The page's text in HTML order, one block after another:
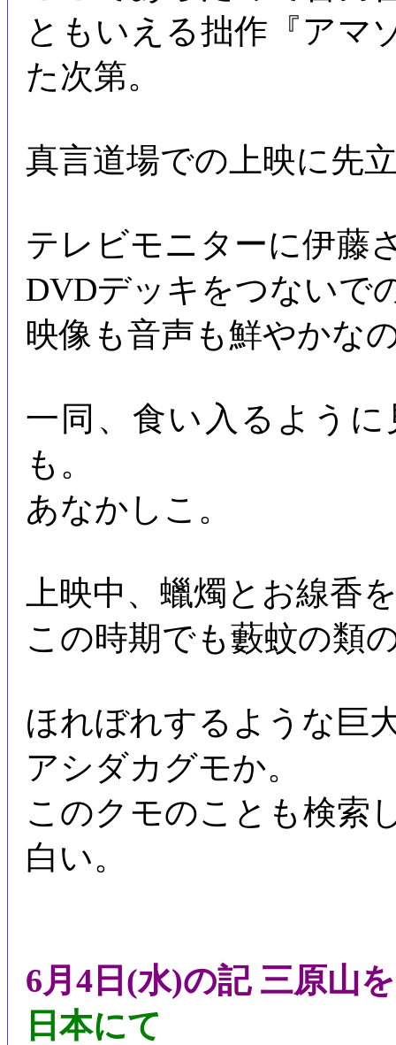
ともいえる拙作『アマ
た次第。
真言道場での上映に先
テレビモニターに伊藤
DVDデッキをつないで
映像も音声も鮮やかな
一同、食い入るよう
も。
あなかしこ。
上映中、蠟燭とお線香
この時期でも藪蚊の類
ほれぼれするような巨
アシダカグモか。
このクモのことも検索
白い。
6月4日(水)の記 三原山
日本にて